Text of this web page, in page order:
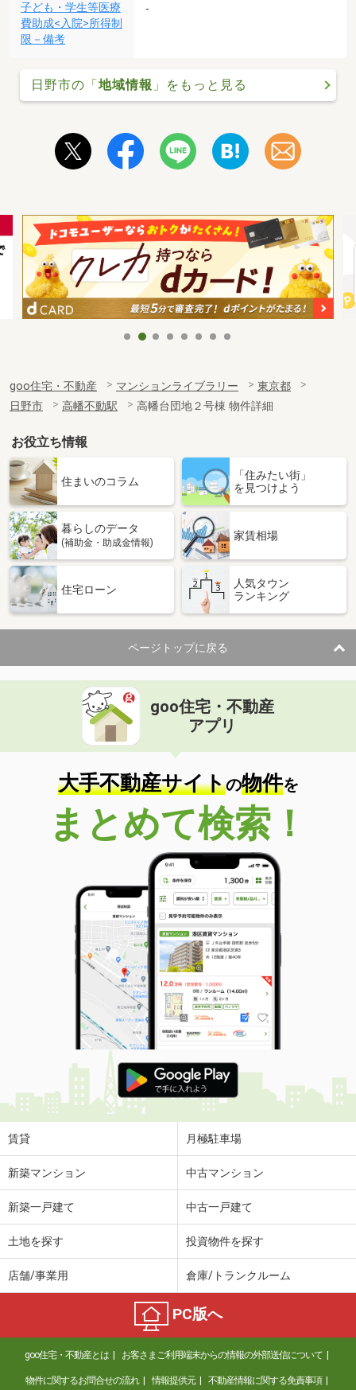
子ども・学生等医療
費助成<入院>所得制
限－備考
-
日野市の「地域情報 」をもっと見る
goo住宅・不動産 マンションライブラリー
東京都
日野市
高幡不動駅 高幡台団地２号棟 物件詳細
お役立ち情報
住まいのコラム
「住みたい街」
を見つけよう
暮らしのデータ
(補助金・助成金情報)
家賃相場
住宅ローン
人気タウン
ランキング
ページトップに戻る
goo住宅・不動産
アプリ
大手不動産サイトの物件を
まとめて検索！
賃貸 月極駐車場
新築マンション 中古マンション
新築一戸建て 中古一戸建て
土地を探す 投資物件を探す
店舗/事業用 倉庫/トランクルーム
PC版へ
goo住宅・不動産とは お客さまご利用端末からの情報の外部送信について
物件に関するお問合せの流れ 情報提供元 不動産情報に関する免責事項